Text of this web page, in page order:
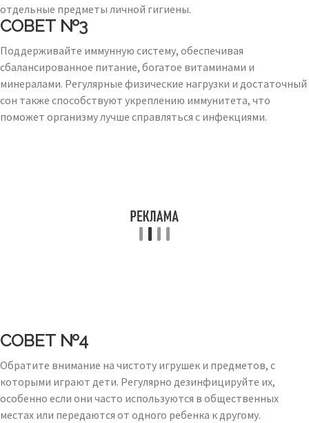
отдельные предметы личной гигиены.
СОВЕТ №3
Поддерживайте иммунную систему, обеспечивая
сбалансированное питание, богатое витаминами и
минералами. Регулярные физические нагрузки и достаточный
сон также способствуют укреплению иммунитета, что
поможет организму лучше справляться с инфекциями.
СОВЕТ №4
Обратите внимание на чистоту игрушек и предметов, с
которыми играют дети. Регулярно дезинфицируйте их,
особенно если они часто используются в общественных
местах или передаются от одного ребенка к другому.